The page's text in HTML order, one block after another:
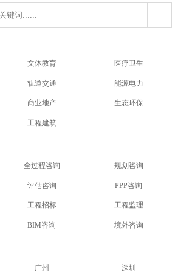
文体教育 医疗卫生
轨道交通 能源电力
商业地产 生态环保
工程建筑
全过程咨询 规划咨询
评估咨询 PPP咨询
工程招标 工程监理
BIM咨询 境外咨询
广州 深圳